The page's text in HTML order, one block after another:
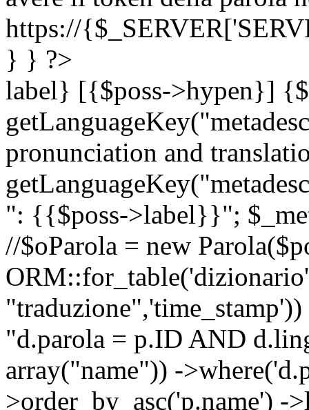
https://
} } ?>
label} [{$poss->hypen}]
pronunciation and
": {{$poss->label}}";
//$oParola = new
"d.parola = p.ID AND
array("name")) -
>order_by_asc('p.name')